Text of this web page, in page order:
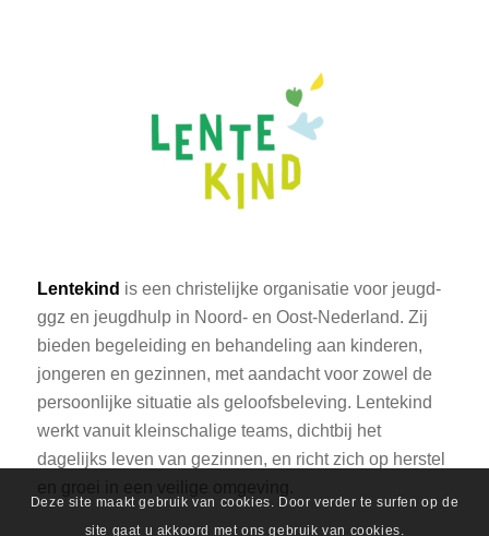
Lentekind is een christelijke organisatie voor jeugd-
ggz en jeugdhulp in Noord- en Oost-Nederland. Zij
bieden begeleiding en behandeling aan kinderen,
jongeren en gezinnen, met aandacht voor zowel de
persoonlijke situatie als geloofsbeleving. Lentekind
werkt vanuit kleinschalige teams, dichtbij het
dagelijks leven van gezinnen, en richt zich op herstel
Deze site maakt gebruik van cookies. Door verder te surfen op de
site gaat u akkoord met ons gebruik van cookies.